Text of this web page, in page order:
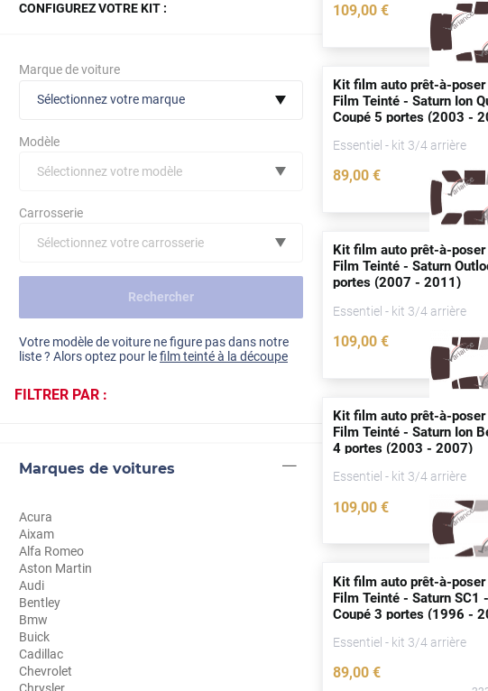
CONFIGUREZ VOTRE KIT :
Marque de voiture
Sélectionnez votre marque
Honda
Kia
Mercedes-Benz
Mini
Nissan
Opel
Peugeot
Modèle
Sélectionnez votre modèle
Carrosserie
Sélectionnez votre carrosserie
Voir tout
Rechercher
Votre modèle de voiture ne figure pas dans notre
liste ? Alors optez pour lefilm teinté à la découpe
FILTRER PAR :
Marques de voitures
Acura
Aixam
Alfa Romeo
Aston Martin
Audi
Bentley
Bmw
Buick
Cadillac
Chevrolet
109,00 €
Kit film auto prêt-à-poser
Film Teinté - Saturn Ion
Coupé 5 portes(2003 -
Essentiel - kit 3/4 arrière
89,00 €
Kit film auto prêt-à-poser
Film Teinté - Saturn
portes(2007 - 2011)
Essentiel - kit 3/4 arrière
109,00 €
Kit film auto prêt-à-poser
Film Teinté - Saturn Ion
4 portes(2003 - 2007)
Essentiel - kit 3/4 arrière
109,00 €
Kit film auto prêt-à-poser
Film Teinté - Saturn SC1
Coupé 3 portes(1996 -
Essentiel - kit 3/4 arrière
89,00 €